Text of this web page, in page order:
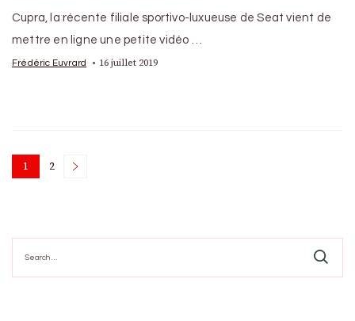
Cupra, la récente filiale sportivo-luxueuse de Seat vient de
mettre en ligne une petite vidéo …
Frédéric Euvrard 16 juillet 2019
Posts
Page
1 Page
2
for: